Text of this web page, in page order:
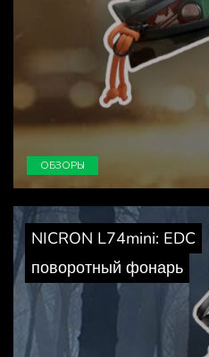
ОБЗОРЫ
NICRON L74mini: EDC
поворотный фонарь